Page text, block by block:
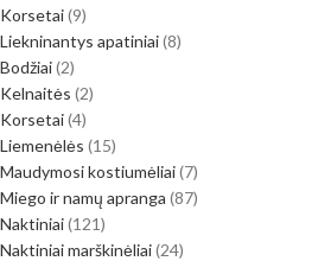
Korsetai 9
Liekninantys apatiniai 8
Bodžiai 2
Kelnaitės 2
Korsetai 4
Liemenėlės 15
Maudymosi kostiumėliai 7
Miego ir namų apranga 87
Naktiniai 121
Naktiniai marškinėliai 24